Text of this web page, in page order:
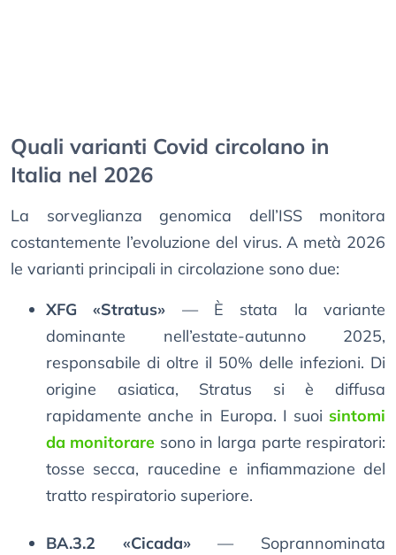
Quali varianti Covid circolano in
Italia nel 2026
La sorveglianza genomica dell’ISS monitora
costantemente l’evoluzione del virus. A metà 2026
le varianti principali in circolazione sono due:
XFG «Stratus» — È stata la variante
dominante nell’estate-autunno 2025,
responsabile di oltre il 50% delle infezioni. Di
origine asiatica, Stratus si è diffusa
rapidamente anche in Europa. I suoi sintomi
da monitorare sono in larga parte respiratori:
tosse secca, raucedine e infiammazione del
tratto respiratorio superiore.
BA.3.2 «Cicada»— Soprannominata